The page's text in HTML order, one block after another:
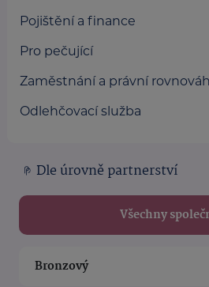
Pojištění a finance
Pro pečující
Zaměstnání a právní
Odlehčovací služba
Dle úrovně partnerství
Všechny
Bronzový